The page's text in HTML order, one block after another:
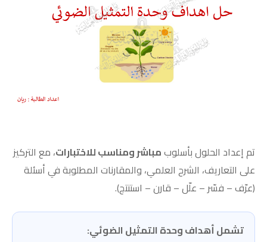
تم إعداد الحلول بأسلوبمباشر ومناسب للاختبارات، مع التركيز
على التعاريف، الشرح العلمي، والمقارنات المطلوبة في أسئلة
(عرّف – فسّر – علّل – قارن – استنتج).
تشمل أهداف وحدة التمثيل الضوئي: